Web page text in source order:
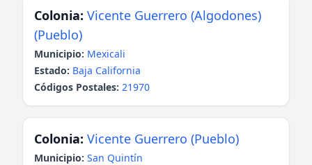
Colonia: Vicente Guerrero (Algodones)
(Pueblo)
Municipio: Mexicali
Estado: Baja California
Códigos Postales: 21970
Colonia: Vicente Guerrero (Pueblo)
Municipio: San Quintín